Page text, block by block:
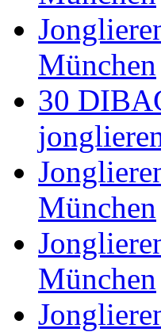
München
30
München
München